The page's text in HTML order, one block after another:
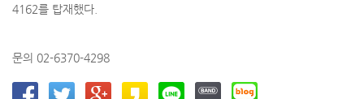
4162를 탑재했다.
문의 02-6370-4298